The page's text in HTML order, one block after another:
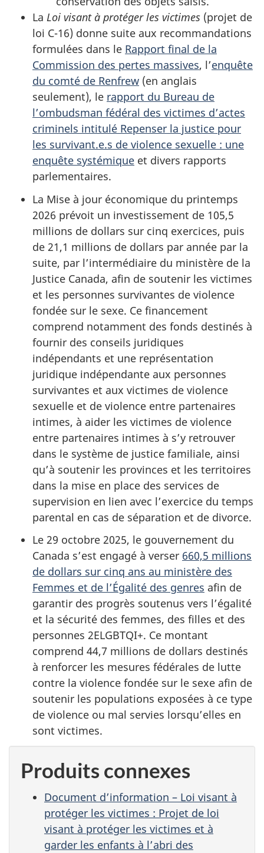
La Loi visant à protéger les victimes (projet de
loi C-16) donne suite aux recommandations
formulées dans le Rapport final de la
Commission des pertes massives, l’enquête
du comté de Renfrew (en anglais
seulement), le rapport du Bureau de
l’ombudsman fédéral des victimes d’actes
criminels intitulé Repenser la justice pour
les survivant.e.s de violence sexuelle : une
enquête systémique et divers rapports
parlementaires.
La Mise à jour économique du printemps
2026 prévoit un investissement de 105,5
millions de dollars sur cinq exercices, puis
de 21,1 millions de dollars par année par la
suite, par l’intermédiaire du ministère de la
Justice Canada, afin de soutenir les victimes
et les personnes survivantes de violence
fondée sur le sexe. Ce financement
comprend notamment des fonds destinés à
fournir des conseils juridiques
indépendants et une représentation
juridique indépendante aux personnes
survivantes et aux victimes de violence
sexuelle et de violence entre partenaires
intimes, à aider les victimes de violence
entre partenaires intimes à s’y retrouver
dans le système de justice familiale, ainsi
qu’à soutenir les provinces et les territoires
dans la mise en place des services de
supervision en lien avec l’exercice du temps
parental en cas de séparation et de divorce.
Le 29 octobre 2025, le gouvernement du
Canada s’est engagé à verser 660,5 millions
de dollars sur cinq ans au ministère des
Femmes et de l’Égalité des genres afin de
garantir des progrès soutenus vers l’égalité
et la sécurité des femmes, des filles et des
personnes 2ELGBTQI+. Ce montant
comprend 44,7 millions de dollars destinés
à renforcer les mesures fédérales de lutte
contre la violence fondée sur le sexe afin de
soutenir les populations exposées à ce type
de violence ou mal servies lorsqu’elles en
sont victimes.
Produits connexes
Document d’information – Loi visant à
protéger les victimes : Projet de loi
visant à protéger les victimes et à
garder les enfants à l’abri des